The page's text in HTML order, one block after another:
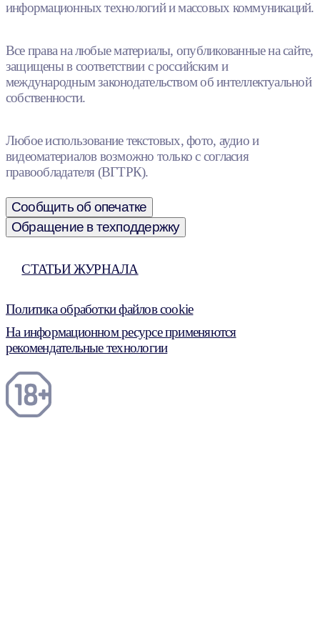
информационных технологий и массовых коммуникаций.
Все права на любые материалы, опубликованные на сайте,
защищены в соответствии с российским и
международным законодательством об интеллектуальной
собственности.
Любое использование текстовых, фото, аудио и
видеоматериалов возможно только с согласия
правообладателя (ВГТРК).
Сообщить об опечатке
Обращение в техподдержку
СТАТЬИ ЖУРНАЛА
Политика обработки файлов cookie
На информационном ресурсе применяются
рекомендательные технологии